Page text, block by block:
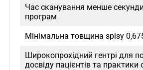
Час сканування менше
програм
Мінімальна товщина зрізу
Широкопрохідний гентрі для
досвіду пацієнтів та практики